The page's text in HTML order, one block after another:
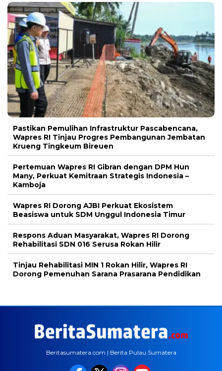
Pastikan Pemulihan Infrastruktur Pascabencana,
Wapres RI Tinjau Progres Pembangunan Jembatan
Krueng Tingkeum Bireuen
Pertemuan Wapres RI Gibran dengan DPM Hun
Many, Perkuat Kemitraan Strategis Indonesia –
Kamboja
Wapres RI Dorong AJBI Perkuat Ekosistem
Beasiswa untuk SDM Unggul Indonesia Timur
Respons Aduan Masyarakat, Wapres RI Dorong
Rehabilitasi SDN 016 Serusa Rokan Hilir
Tinjau Rehabilitasi MIN 1 Rokan Hilir, Wapres RI
Dorong Pemenuhan Sarana Prasarana Pendidikan
Beritasumatera.com | Berita Pulau Sumatera